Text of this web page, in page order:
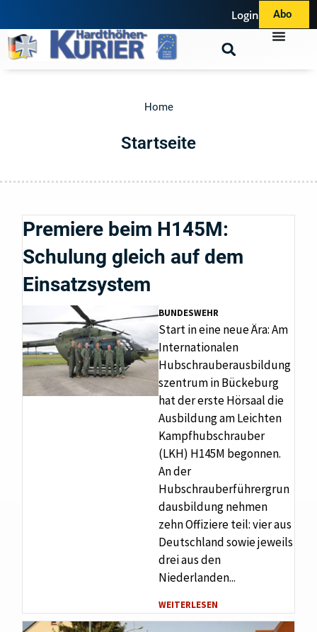
Login Abo
Home
Startseite
Premiere beim H145M:
Schulung gleich auf dem
Einsatzsystem
BUNDESWEHR
Start in eine neue Ära: Am
Internationalen
Hubschrauberausbildung
szentrum in Bückeburg
hat der erste Hörsaal die
Ausbildung am Leichten
Kampfhubschrauber
(LKH) H145M begonnen.
An der
Hubschrauberführergrun
dausbildung nehmen
zehn Offiziere teil: vier aus
Deutschland sowie jeweils
drei aus den
Niederlanden...
WEITERLESEN